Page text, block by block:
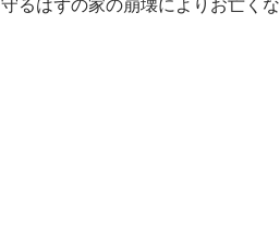
るはずの家の崩壊によりお亡くな